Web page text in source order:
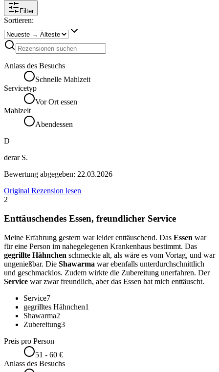
Filter
Sortieren:
Anlass des Besuchs
Schnelle Mahlzeit
Servicetyp
Vor Ort essen
Mahlzeit
Abendessen
D
derar S.
Bewertung abgegeben: 22.03.2026
Original Rezension lesen
2
Enttäuschendes Essen, freundlicher Service
Meine Erfahrung gestern war leider enttäuschend. Das Essen war
für eine Person im nahegelegenen Krankenhaus bestimmt. Das
gegrillte Hähnchen schmeckte alt, als wäre es vom Vortag, und war
ungenießbar. Die Shawarma war ebenfalls unterdurchschnittlich
und geschmacklos. Zudem wirkte die Zubereitung unerfahren. Der
Service war zwar freundlich, aber das Essen hat mich enttäuscht.
Service7
gegrilltes Hähnchen1
Shawarma2
Zubereitung3
Preis pro Person
51 - 60 €
Anlass des Besuchs